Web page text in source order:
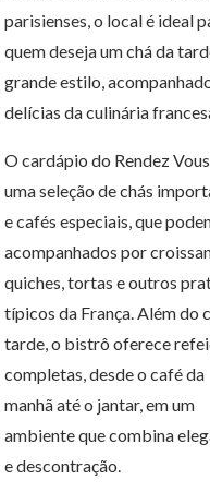
parisienses, o local é ideal
quem deseja um chá da
grande estilo,
delícias da culinária
O cardápio do Rendez
uma seleção de chás
e cafés especiais, que
acompanhados por
quiches, tortas e outros
típicos da França. Além do
tarde, o bistrô oferece
completas, desde o café da
manhã até o jantar, em um
ambiente que combina
e descontração.